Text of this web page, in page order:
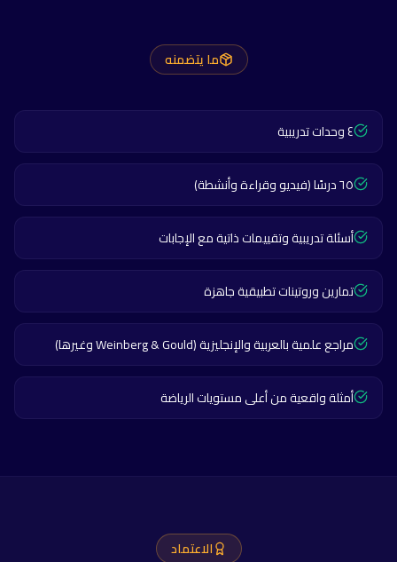
ما يتضمنه
٤ وحدات تدريبية
٦٥ درسًا (فيديو وقراءة وأنشطة)
أسئلة تدريبية وتقييمات ذاتية مع الإجابات
تمارين وروتينات تطبيقية جاهزة
مراجع علمية بالعربية والإنجليزية (Weinberg & Gould وغيرها)
أمثلة واقعية من أعلى مستويات الرياضة
الاعتماد